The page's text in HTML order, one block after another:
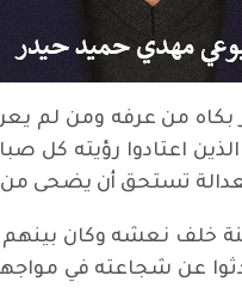
من عرفه ومن لم
الذين اعتادوا رؤيته
تستحق أن يضحى من
خلف نعشه وكان
عن شجاعته في مواجهة